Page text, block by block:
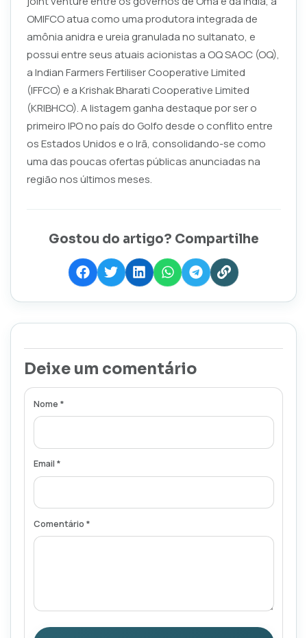
OMIFCO atua como uma produtora integrada de
amônia anidra e ureia granulada no sultanato, e
possui entre seus atuais acionistas a OQ SAOC (OQ),
a Indian Farmers Fertiliser Cooperative Limited
(IFFCO) e a Krishak Bharati Cooperative Limited
(KRIBHCO). A listagem ganha destaque por ser o
primeiro IPO no país do Golfo desde o conflito entre
os Estados Unidos e o Irã, consolidando-se como
uma das poucas ofertas públicas anunciadas na
região nos últimos meses.
Gostou do artigo? Compartilhe
Deixe um comentário
Nome *
Email *
Comentário *